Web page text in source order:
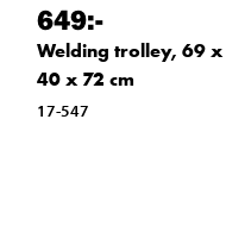
649:-
Welding trolley, 69 x
40 x 72 cm
17-547